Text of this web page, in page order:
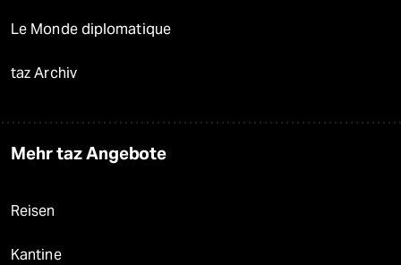
Le Monde diplomatique
taz Archiv
Mehr taz Angebote
Reisen
Kantine